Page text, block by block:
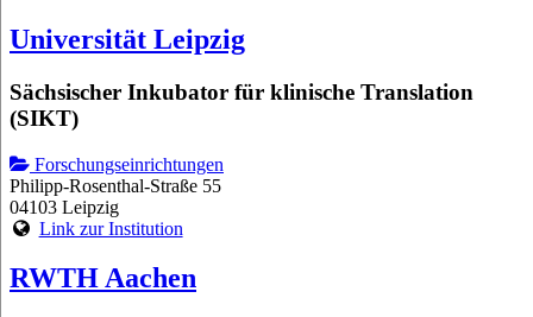
Universität Leipzig
Sächsischer Inkubator für klinische Translation
(SIKT)
Forschungseinrichtungen
Philipp-Rosenthal-Straße 55
04103 Leipzig
Link zur Institution
RWTH Aachen